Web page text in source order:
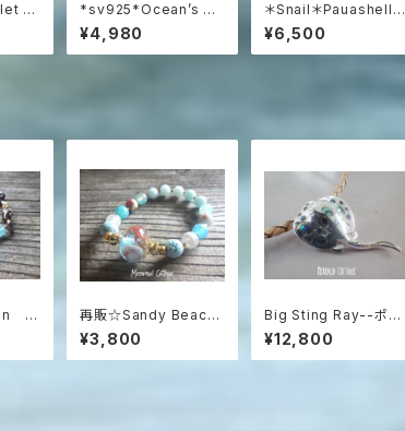
海
*sv925*Ocean’s W
hisper – Raw Aquam
arine Pendant アクア
マリンラフロックのネッ
¥4,980
＊Snail＊Pauashell a
nd Silver 925 シル
バー925とパウアシェル
の巻貝ネックレス
¥6,500
ウ
再販☆Sandy Beach
＊ Essential Oil Dif
fuser Bracelet
¥3,800
Big Sting Ray--ポル
カドットスティングレイ
の革紐ネックレス sv92
5
¥12,800